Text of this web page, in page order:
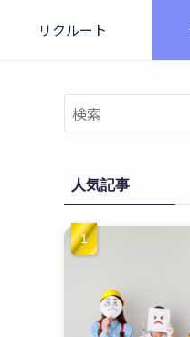
リクルート
人気記事